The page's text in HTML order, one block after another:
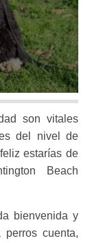
son vitales
del nivel de
estarías de
Beach
bienvenida y
cuenta,